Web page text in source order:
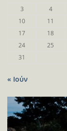
3
4
10
11
17
18
24
25
31
« Ιούν